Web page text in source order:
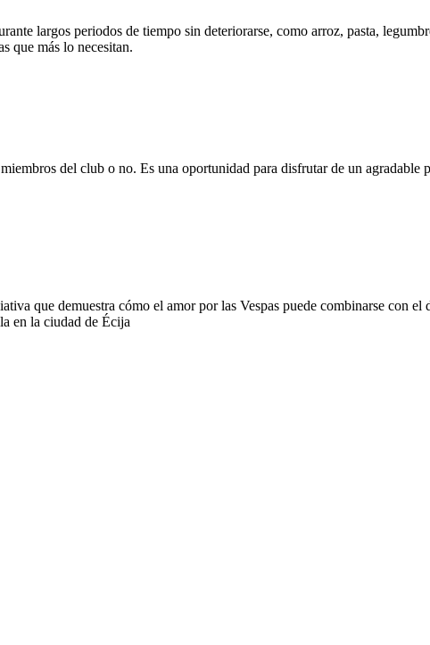
largos periodos de tiempo sin deteriorarse, como arroz, pasta,
que más lo necesitan.
del club o no. Es una oportunidad para disfrutar de un agradable
que demuestra cómo el amor por las Vespas puede combinarse con el
en la ciudad de Écija